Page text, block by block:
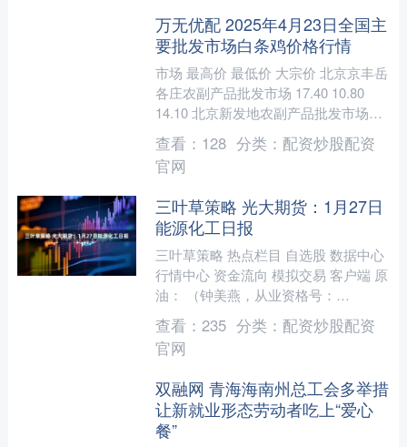
万无优配 2025年4月23日全国主
要批发市场白条鸡价格行情
市场 最高价 最低价 大宗价 北京京丰岳
各庄农副产品批发市场 17.40 10.80
14.10 北京新发地农副产品批发市场信
息中心 14.00 13.00 1....
查看： 128 分类： 配资炒股配资
官网
三叶草策略 光大期货：1月27日
能源化工日报
三叶草策略 热点栏目 自选股 数据中心
行情中心 资金流向 模拟交易 客户端 原
油： （钟美燕，从业资格号：
F3045334；交易咨询资格号：
Z0002410）....
查看： 235 分类： 配资炒股配资
官网
双融网 青海海南州总工会多举措
让新就业形态劳动者吃上“爱心
餐”